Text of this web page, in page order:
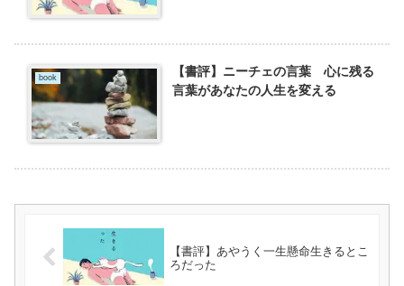
book
【書評】ニーチェの言葉 心に残る
言葉があなたの人生を変える
【書評】あやうく一生懸命生きるとこ
ろだった